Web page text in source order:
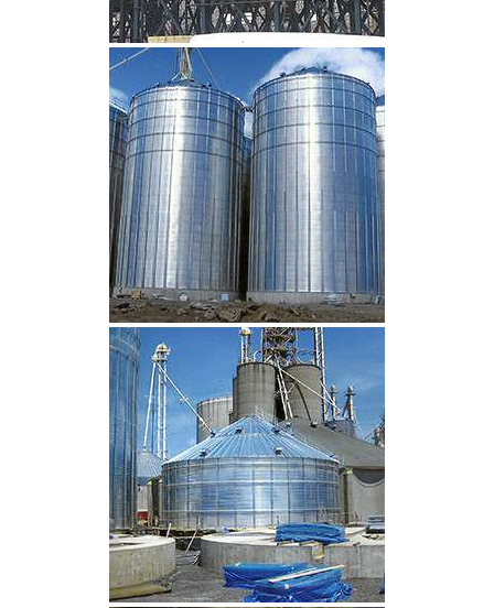
CLIQUEZ POUR AGRANDIR
CLIQUEZ POUR AGRANDIR
CLIQUEZ POUR AGRANDIR